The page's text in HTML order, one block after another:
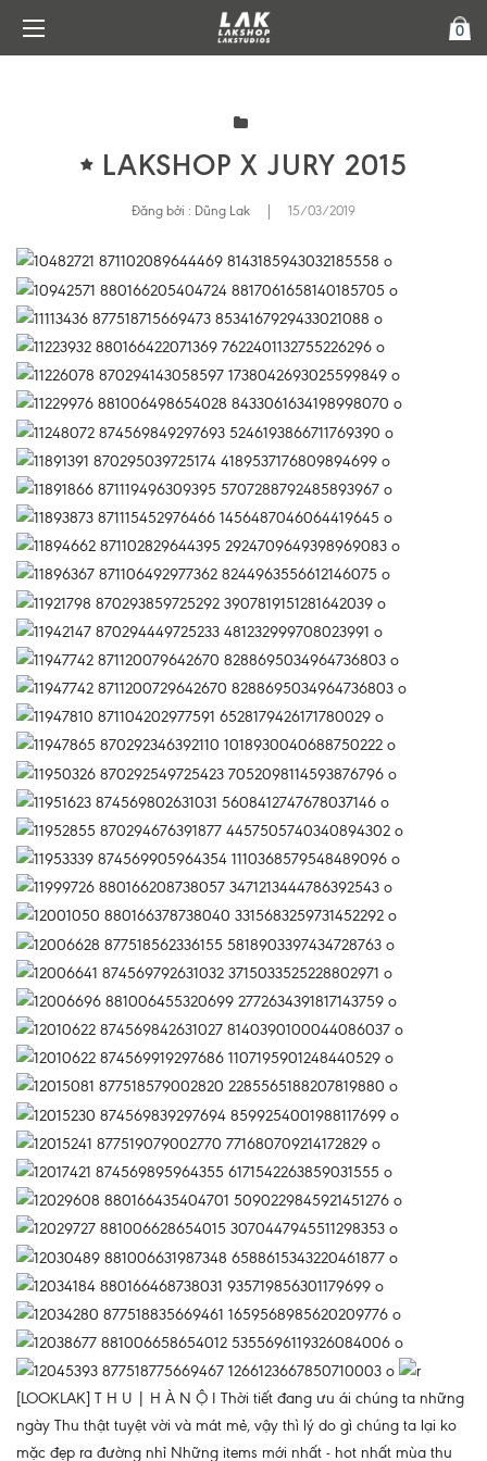
0
LAKSHOP X JURY 2015
Đăng bởi : Dũng Lak 15/03/2019
[LOOKLAK] T H U | H À N Ộ I Thời tiết đang ưu ái chúng ta những
ngày Thu thật tuyệt vời và mát mẻ, vậy thì lý do gì chúng ta lại ko
mặc đẹp ra đường nhỉ Những items mới nhất - hot nhất mùa thu